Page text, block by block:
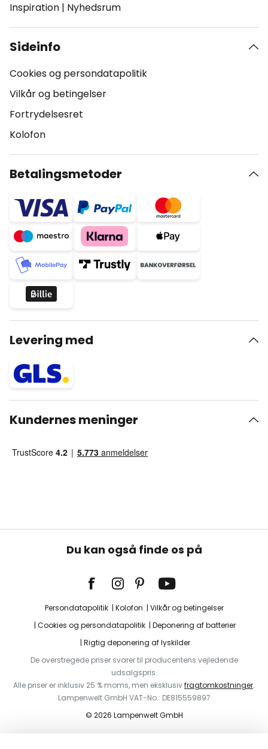
Inspiration | Nyhedsrum
Sideinfo
Cookies og persondatapolitik
Vilkår og betingelser
Fortrydelsesret
Kolofon
Betalingsmetoder
Levering med
Kundernes meninger
Du kan også finde os på
Persondatapolitik Kolofon
Vilkår og betingelser
Cookies og persondatapolitik
Deponering af batterier
Rigtig deponering af lyskilder
De overstregede priser svarer til producentens vejledende
udsalgspris.
Alle priser er inklusiv 25 % moms, men eksklusivfragtomkostninger.
Lampenwelt GmbH VAT-No.: DE815559897
© 2026 Lampenwelt GmbH